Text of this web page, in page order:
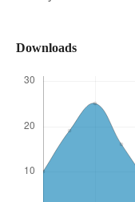
Downloads